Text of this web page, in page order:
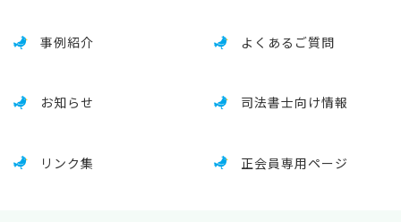
事例紹介 よくあるご質問
お知らせ 司法書士向け情報
リンク集 正会員専用ページ